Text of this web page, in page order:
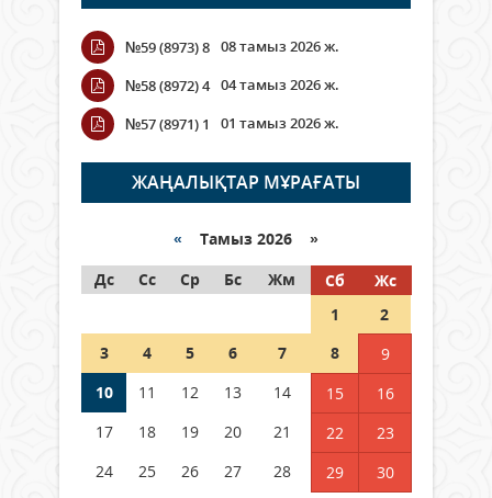
мыңнан астам көрерменнің
қауіпсіздігін қамтамасыз етті
06 тамыз 2026 ж.
Wi-Fi ҚАБЫРҒА АРҚЫЛЫ ҚАЛАЙ
ӨТЕДІ?
06 тамыз 2026 ж. 288
граждане Казахстана,
05 тамыз 2026 ж. 168
Шетелде жүрген Қазақстан
азаматтары қалай дауыс бере
05 тамыз 2026 ж.
№59 (8973) 8 08 тамыз 2026 ж.
№58 (8972) 4 04 тамыз 2026 ж.
№57 (8971) 1
01 тамыз 2026 ж.
ЖАҢАЛЫҚТАР МҰРАҒАТЫ
« Тамыз 2026 »
Дс
Сс Ср Бс Жм Сб
Жс
1
2
3
4 5 6 7 8
9
10
11 12 13 14 15
16
17
18 19 20 21 22
23
24
25 26 27 28 29
30